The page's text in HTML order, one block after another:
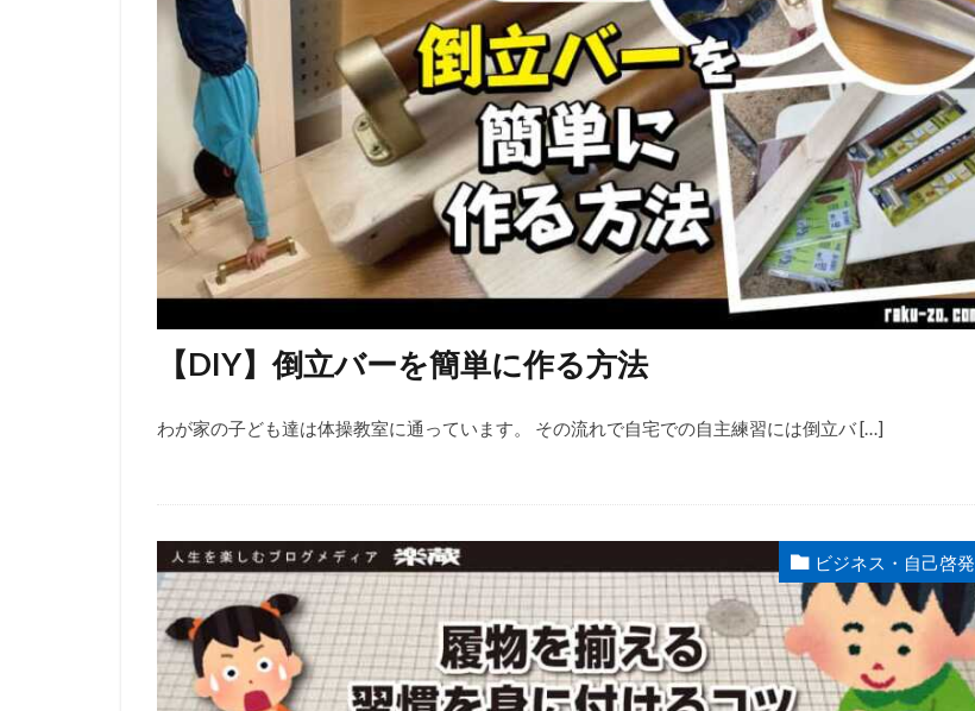
【DIY】倒立バーを簡単に作る方法
わが家の子ども達は体操教室に通っています。 その流れで自宅での自主練習には倒立バ […]
ビジネス・自己啓発